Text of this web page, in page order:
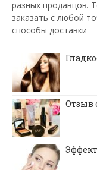
разных продавцов.
заказать с любой
способы доставки
Отзыв